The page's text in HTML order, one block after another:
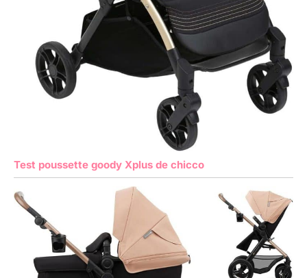
Test poussette goody Xplus de chicco